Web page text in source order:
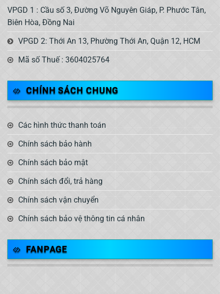
VPGD 1 : Cầu số 3, Đường Võ Nguyên Giáp, P. Phước Tân,
Biên Hòa, Đồng Nai
VPGD 2: Thới An 13, Phường Thới An, Quận 12, HCM
Mã số Thuế : 3604025764
CHÍNH SÁCH CHUNG
Các hình thức thanh toán
Chính sách bảo hành
Chính sách bảo mật
Chính sách đổi, trả hàng
Chính sách vận chuyển
Chính sách bảo vệ thông tin cá nhân
FANPAGE